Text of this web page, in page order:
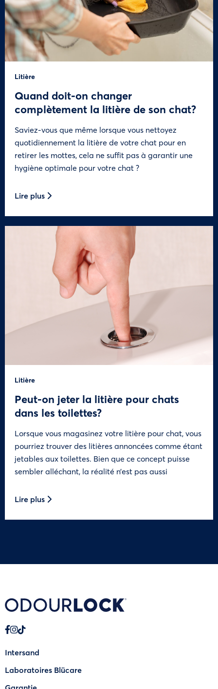
Litière
Quand doit-on changer
complètement la litière de son chat?
Saviez-vous que même lorsque vous nettoyez
quotidiennement la litière de votre chat pour en
retirer les mottes, cela ne suffit pas à garantir une
hygiène optimale pour votre chat ?
Lire plus
Litière
Peut-on jeter la litière pour chats
dans les toilettes?
Lorsque vous magasinez votre litière pour chat, vous
pourriez trouver des litières annoncées comme étant
jetables aux toilettes. Bien que ce concept puisse
sembler alléchant, la réalité n’est pas aussi
Lire plus
Intersand
Laboratoires Blücare